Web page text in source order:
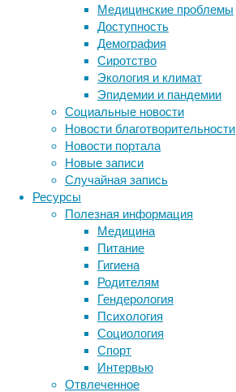
Медицинские проблемы
Доступность
Демография
Сиротство
Экология и климат
Эпидемии и пандемии
Социальные новости
Новости благотворительности
Новости портала
Новые записи
Случайная запись
Ресурсы
Полезная информация
Медицина
Питание
Гигиена
Родителям
Гендерология
Психология
Социология
Спорт
Интервью
Отвлеченное
физиологические
биологические
процессы.
Возможность
вживую
увидеть
какое-
также
практике
применить
полученные
знания,
делают
изучение
даже
самого
сложного
предмета